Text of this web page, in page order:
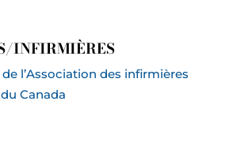
INFIRMIÈRES
l’Association des infirmières
Canada